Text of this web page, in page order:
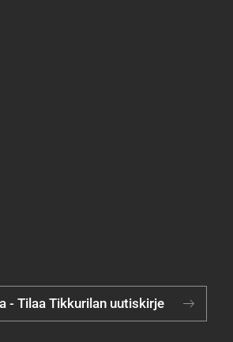
- Tilaa Tikkurilan uutiskirje